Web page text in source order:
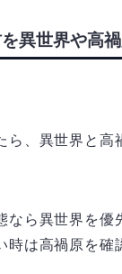
異世界や高
ら、異世界と高
なら異世界を優
時は高禍原を確